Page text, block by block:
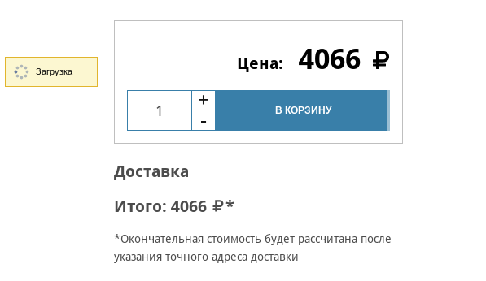
4066
В КОРЗИНУ
Доставка
Итого: 4066 *
*Окончательная стоимость будет рассчитана после
указания точного адреса доставки
Загрузка